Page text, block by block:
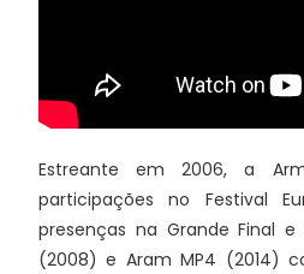
Estreante em 2006, a
participações no Festival
presenças na Grande Final
(2008) e Aram MP4 (2014)